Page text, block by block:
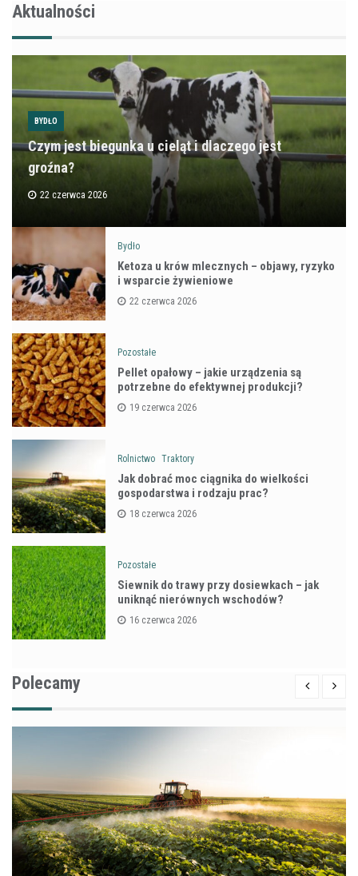
Aktualności
BYDŁO
Czym jest biegunka u cieląt i dlaczego jest
groźna?
22 czerwca 2026
Bydło
Ketoza u krów mlecznych – objawy, ryzyko
i wsparcie żywieniowe
22 czerwca 2026
Pozostałe
Pellet opałowy – jakie urządzenia są
potrzebne do efektywnej produkcji?
19 czerwca 2026
Rolnictwo Traktory
Jak dobrać moc ciągnika do wielkości
gospodarstwa i rodzaju prac?
18 czerwca 2026
Pozostałe
Siewnik do trawy przy dosiewkach – jak
uniknąć nierównych wschodów?
16 czerwca 2026
Polecamy